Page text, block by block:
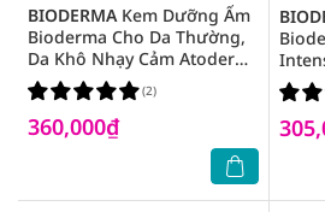
BIODERMAKem Dưỡng Ẩm
Bioderma Cho Da Thường,
Da Khô Nhạy Cảm Atoderm
Crème Ultra - 200ml
360,000₫
(2)
Da
Cảm